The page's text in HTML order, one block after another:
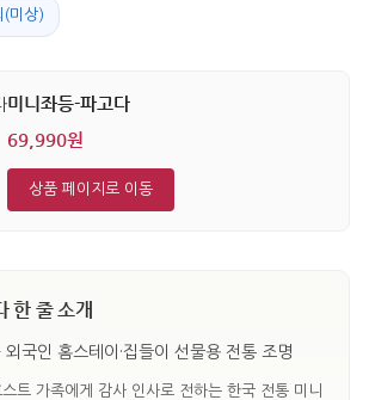
(미상)
미니좌등-파고다
69,990원
상품 페이지로 이동
한 줄 소개
국인 홈스테이·집들이 선물용 전통 조명
트 가족에게 감사 인사로 전하는 한국 전통 미니